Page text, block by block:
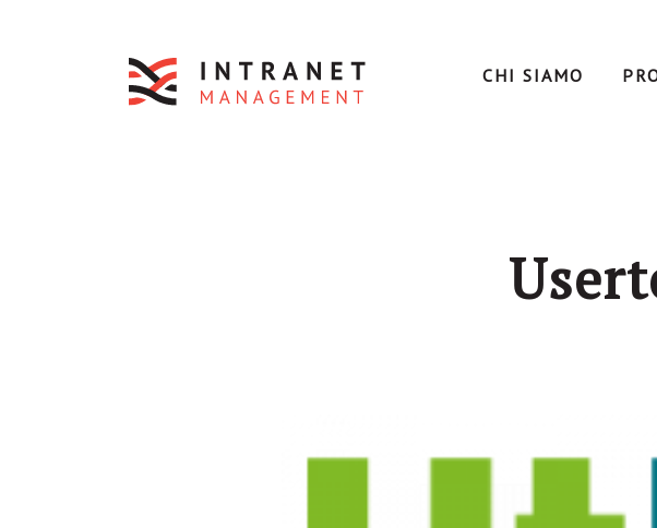
CHI SIAMO